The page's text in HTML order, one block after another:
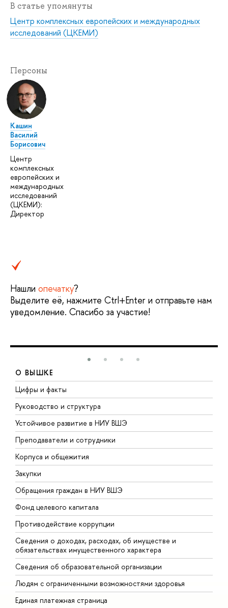
В статье упомянуты
Центр комплексных европейских и международных
исследований (ЦКЕМИ)
Персоны
Кашин
Василий
Борисович
Центр
комплексных
европейских и
международных
исследований
(ЦКЕМИ):
Директор
Нашли опечатку?
Выделите её, нажмите Ctrl+Enter и отправьте нам
уведомление. Спасибо за участие!
О ВЫШКЕ
Цифры и факты
Руководство и структура
Устойчивое развитие в НИУ ВШЭ
Преподаватели и сотрудники
Корпуса и общежития
Закупки
Обращения граждан в НИУ ВШЭ
Фонд целевого капитала
Противодействие коррупции
Сведения о доходах, расходах, об имуществе и
обязательствах имущественного характера
Сведения об образовательной организации
Людям с ограниченными возможностями здоровья
Единая платежная страница